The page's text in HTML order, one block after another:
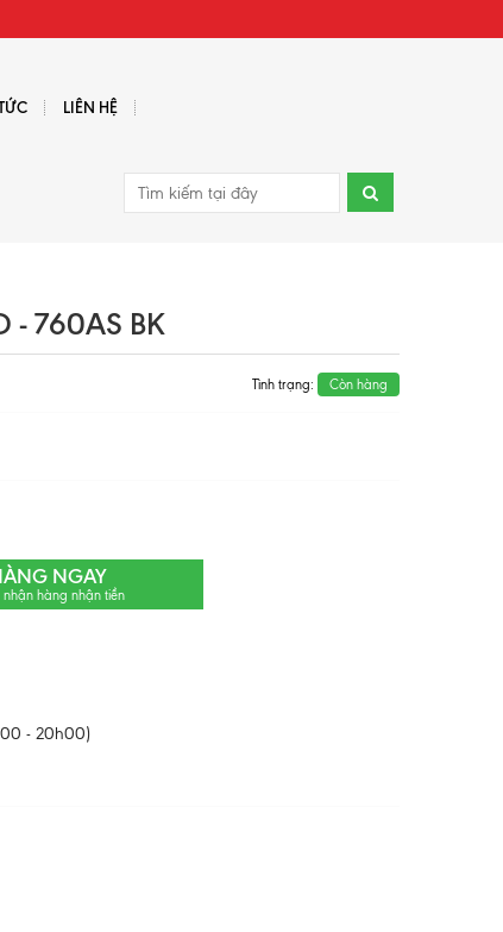
LIÊN HỆ
- 760AS BK
Tình trạng: Còn hàng
NGAY
hàng nhận tiền
- 20h00)